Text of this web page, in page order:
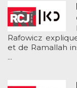
Rafowicz
et de Ramallah
...